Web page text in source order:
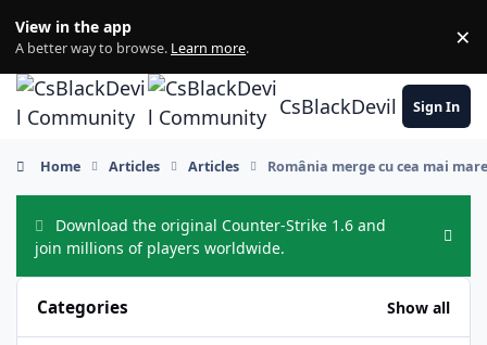
View in the app
A better way to browse. Learn more. ×
CsBlackDevil Sign In
Home Articles Articles România merge cu cea mai
Download the original Counter-Strike 1.6 and
join millions of players worldwide.
Hide
Categories Show all